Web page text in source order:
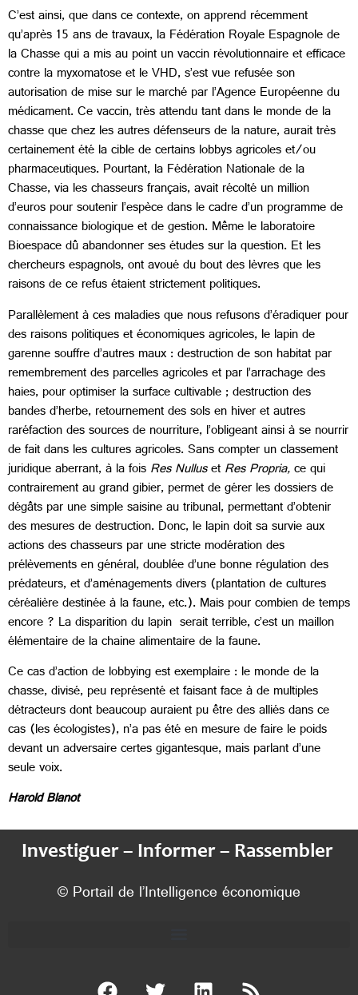
C’est ainsi, que dans ce contexte, on apprend récemment
qu’après 15 ans de travaux, la Fédération Royale Espagnole de
la Chasse qui a mis au point un vaccin révolutionnaire et efficace
contre la myxomatose et le VHD, s’est vue refusée son
autorisation de mise sur le marché par l’Agence Européenne du
médicament. Ce vaccin, très attendu tant dans le monde de la
chasse que chez les autres défenseurs de la nature, aurait très
certainement été la cible de certains lobbys agricoles et/ou
pharmaceutiques. Pourtant, la Fédération Nationale de la
Chasse, via les chasseurs français, avait récolté un million
d’euros pour soutenir l’espèce dans le cadre d’un programme de
connaissance biologique et de gestion. Même le laboratoire
Bioespace dû abandonner ses études sur la question. Et les
chercheurs espagnols, ont avoué du bout des lèvres que les
raisons de ce refus étaient strictement politiques.
Parallèlement à ces maladies que nous refusons d’éradiquer pour
des raisons politiques et économiques agricoles, le lapin de
garenne souffre d’autres maux : destruction de son habitat par
remembrement des parcelles agricoles et par l’arrachage des
haies, pour optimiser la surface cultivable ; destruction des
bandes d’herbe, retournement des sols en hiver et autres
raréfaction des sources de nourriture, l’obligeant ainsi à se nourrir
de fait dans les cultures agricoles. Sans compter un classement
juridique aberrant, à la foisRes NullusetRes Propria,ce qui
contrairement au grand gibier, permet de gérer les dossiers de
dégâts par une simple saisine au tribunal, permettant d’obtenir
des mesures de destruction. Donc, le lapin doit sa survie aux
actions des chasseurs par une stricte modération des
prélèvements en général, doublée d’une bonne régulation des
prédateurs, et d’aménagements divers (plantation de cultures
céréalière destinée à la faune, etc.). Mais pour combien de temps
encore ? La disparition du lapin serait terrible, c’est un maillon
élémentaire de la chaine alimentaire de la faune.
Ce cas d’action de lobbying est exemplaire : le monde de la
chasse, divisé, peu représenté et faisant face à de multiples
détracteurs dont beaucoup auraient pu être des alliés dans ce
cas (les écologistes), n’a pas été en mesure de faire le poids
devant un adversaire certes gigantesque, mais parlant d’une
seule voix.
Harold Blanot
Investiguer – Informer – Rassembler
© Portail de l’Intelligence économique